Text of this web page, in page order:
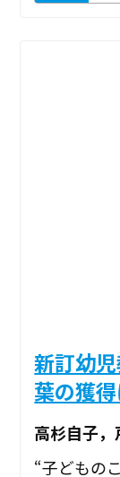
新訂幼
葉の獲
高杉自子
“子どもの